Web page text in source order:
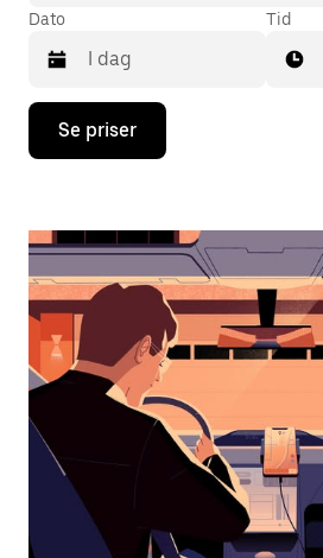
Dato
Trykk
piltast
åpne
og
velge
dato.
Trykk
på
Esc-
knappen
kalenderen.
Tid
Se priser